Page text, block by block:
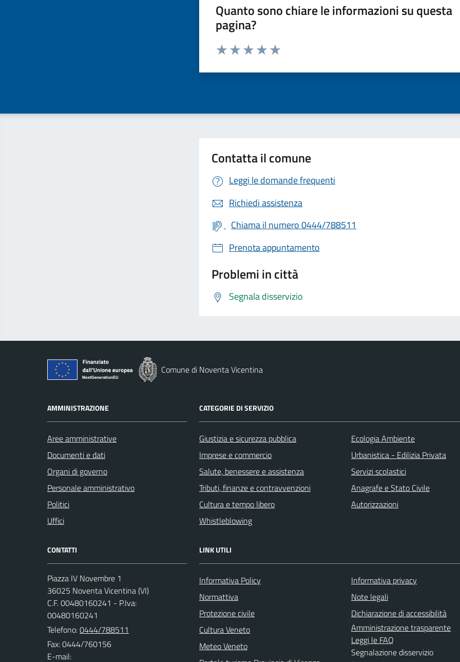
Quanto sono chiare le informazioni su questa
pagina?
Valuta da 1 a 5 stelle la pagina
Contatta il comune
Leggi le domande frequenti
Richiedi assistenza
Chiama il numero 0444/788511
Prenota appuntamento
Problemi in città
Segnala disservizio
Comune di Noventa Vicentina
AMMINISTRAZIONE
Aree amministrative
Documenti e dati
Organi di governo
Personale amministrativo
Politici
Uffici
CATEGORIE DI SERVIZIO
Giustizia e sicurezza pubblica
Imprese e commercio
Salute, benessere e assistenza
Tributi, finanze e contravvenzioni
Cultura e tempo libero
Whistleblowing
Ecologia Ambiente
Urbanistica - Edilizia Privata
Servizi scolastici
Anagrafe e Stato Civile
Autorizzazioni
CONTATTI
Piazza IV Novembre 1
36025 Noventa Vicentina (VI)
C.F. 00480160241 - P.Iva:
00480160241
Telefono:0444/788511
Fax: 0444/760156
E-mail:
LINK UTILI
Informativa Policy
Normattiva
Protezione civile
Cultura Veneto
Meteo Veneto
Informativa privacy
Note legali
Dichiarazione di accessibilità
Amministrazione trasparente
Leggi le FAQ
Segnalazione disservizio